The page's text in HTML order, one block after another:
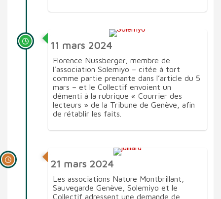
11 mars 2024
Florence Nussberger, membre de
l’association Solemiyo – citée à tort
comme partie prenante dans l’article du 5
mars – et le Collectif envoient un
démenti à la rubrique « Courrier des
lecteurs » de la Tribune de Genève, afin
de rétablir les faits.
21 mars 2024
Les associations Nature Montbrillant,
Sauvegarde Genève, Solemiyo et le
Collectif adressent une demande de